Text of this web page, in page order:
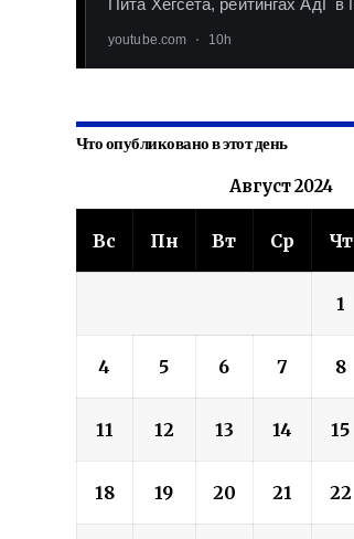
Что опубликовано в этот день
Август 2024
Вс Пн Вт Ср Чт
1
4 5 6 7 8
11 12 13 14 15
18 19 20 21 22